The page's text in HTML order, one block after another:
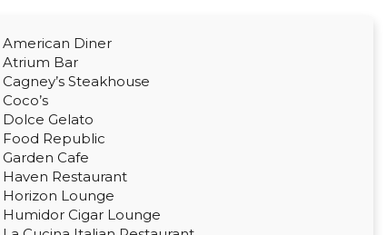
American Diner
Atrium Bar
Cagney’s Steakhouse
Coco’s
Dolce Gelato
Food Republic
Garden Cafe
Haven Restaurant
Horizon Lounge
Humidor Cigar Lounge